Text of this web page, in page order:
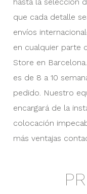
que cada detalle
envíos
en cualquier parte
Store en
es de 8 a 10
pedido. Nuestro
encargará de la
colocación
más ventajas